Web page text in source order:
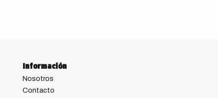
Información
Nosotros
Contacto